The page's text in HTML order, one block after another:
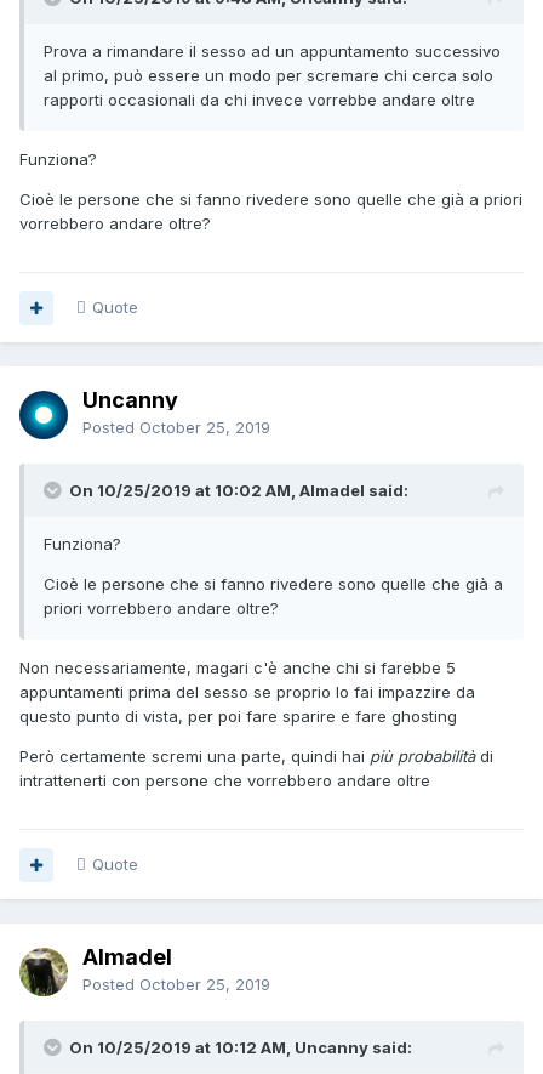
Prova a rimandare il sesso ad un appuntamento successivo
al primo, può essere un modo per scremare chi cerca solo
rapporti occasionali da chi invece vorrebbe andare oltre
Funziona?
Cioè le persone che si fanno rivedere sono quelle che già a priori
vorrebbero andare oltre?
Quote
Uncanny
Posted October 25, 2019
On 10/25/2019 at 10:02 AM, Almadel said:
Funziona?
Cioè le persone che si fanno rivedere sono quelle che già a
priori vorrebbero andare oltre?
Non necessariamente, magari c'è anche chi si farebbe 5
appuntamenti prima del sesso se proprio lo fai impazzire da
questo punto di vista, per poi fare sparire e fare ghosting
Però certamente scremi una parte, quindi hai più probabilitàdi
intrattenerti con persone che vorrebbero andare oltre
Quote
Almadel
Posted October 25, 2019
On 10/25/2019 at 10:12 AM, Uncanny said: